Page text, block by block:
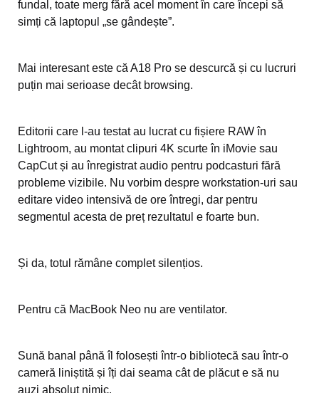
fundal, toate merg fără acel moment în care începi să
simți că laptopul „se gândește”.
Mai interesant este că A18 Pro se descurcă și cu lucruri
puțin mai serioase decât browsing.
Editorii care l-au testat au lucrat cu fișiere RAW în
Lightroom, au montat clipuri 4K scurte în iMovie sau
CapCut și au înregistrat audio pentru podcasturi fără
probleme vizibile. Nu vorbim despre workstation-uri sau
editare video intensivă de ore întregi, dar pentru
segmentul acesta de preț rezultatul e foarte bun.
Și da, totul rămâne complet silențios.
Pentru că MacBook Neo nu are ventilator.
Sună banal până îl folosești într-o bibliotecă sau într-o
cameră liniștită și îți dai seama cât de plăcut e să nu
auzi absolut nimic.